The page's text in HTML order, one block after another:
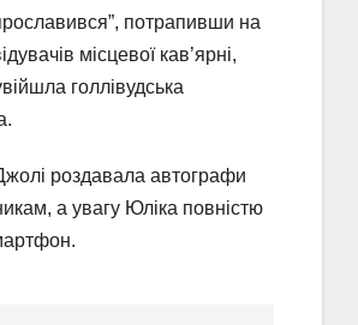
потрапивши на
місцевої кав’ярні,
голлівудська
роздавала автографи
а увагу Юліка повністю